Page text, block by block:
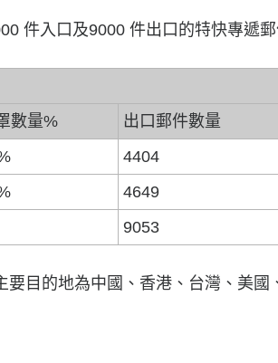
件入口及9000 件出口的特快專遞郵
數量% 出口郵件數量
4404
4649
9053
目的地為中國、香港、台灣、美國